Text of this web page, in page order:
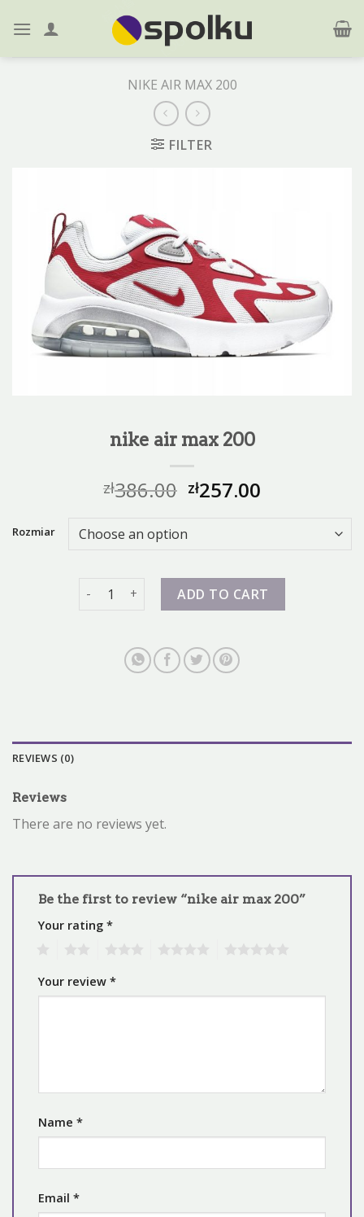
NIKE AIR MAX 200
FILTER
nike air max 200
zł386.00 zł257.00
Rozmiar
nike air max 200 quantity
ADD TO CART
REVIEWS (0)
Reviews
There are no reviews yet.
Be the first to review “nike air max 200”
Your rating *
Your review *
Name *
Email *